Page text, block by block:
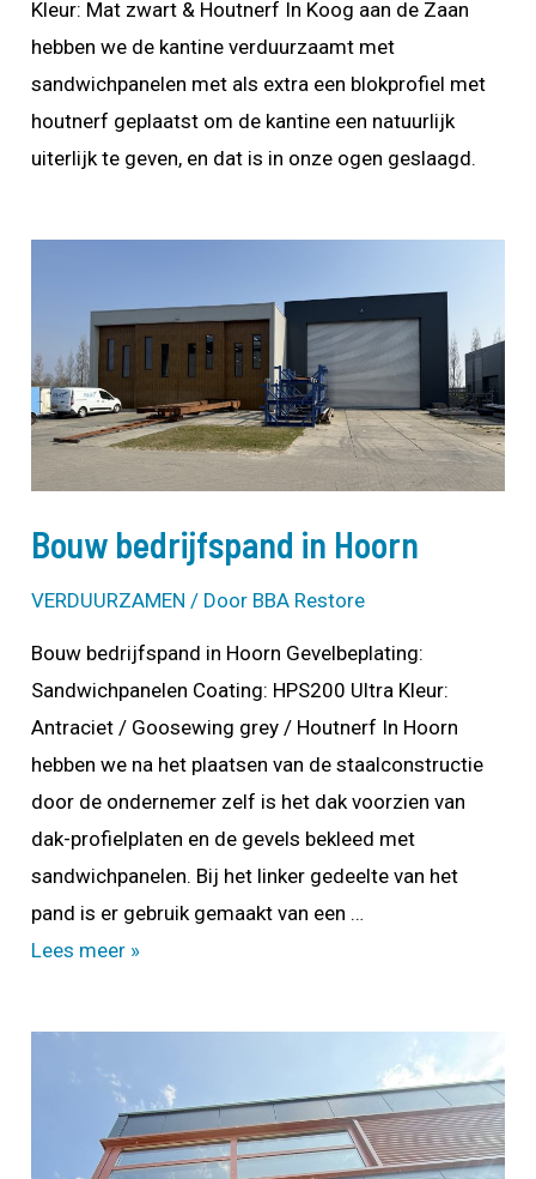
Kleur: Mat zwart & Houtnerf In Koog aan de Zaan
hebben we de kantine verduurzaamt met
sandwichpanelen met als extra een blokprofiel met
houtnerf geplaatst om de kantine een natuurlijk
uiterlijk te geven, en dat is in onze ogen geslaagd.
Bouw bedrijfspand in Hoorn
VERDUURZAMEN / Door BBA Restore
Bouw bedrijfspand in Hoorn Gevelbeplating:
Sandwichpanelen Coating: HPS200 Ultra Kleur:
Antraciet / Goosewing grey / Houtnerf In Hoorn
hebben we na het plaatsen van de staalconstructie
door de ondernemer zelf is het dak voorzien van
dak-profielplaten en de gevels bekleed met
sandwichpanelen. Bij het linker gedeelte van het
pand is er gebruik gemaakt van een …
Bouw
Lees meer »